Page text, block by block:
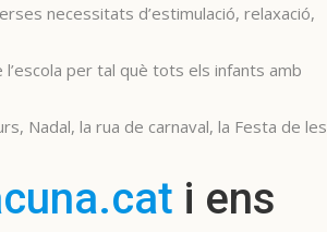
necessitats d’estimulació, relaxació,
per tal què tots els infants amb
Nadal, la rua de carnaval, la Festa de les
i ens